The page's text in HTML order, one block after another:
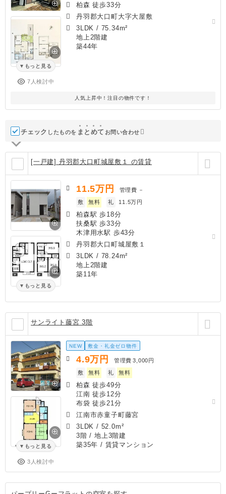
もっと見る
7人検討中
柏森 徒歩33分
丹羽郡大口町大字大屋敷
3LDK / 75.34m²
地上2階建
築44年
人気上昇中！注目の物件です！
チェック したものを ま と めて お問い合わせ
[一戸建] 丹羽郡大口町城屋敷１ の賃貸
もっと見る
11.5万円 管理費 －
敷
無料 礼 11.5万円
柏森駅 歩18分
扶桑駅 歩33分
木津用水駅 歩43分
丹羽郡大口町城屋敷１
3LDK / 78.24m²
地上2階建
築11年
サンライト藤宮 3階
もっと見る
3人検討中
NEW 敷金・礼金ゼロ物件
4.9万円 管理費 3,000円
敷
無料 礼 無料
柏森 徒歩49分
江南 徒歩12分
布袋 徒歩21分
江南市赤童子町藤宮
3LDK / 52.0m²
3階 / 地上3階建
築35年 / 賃貸マンション